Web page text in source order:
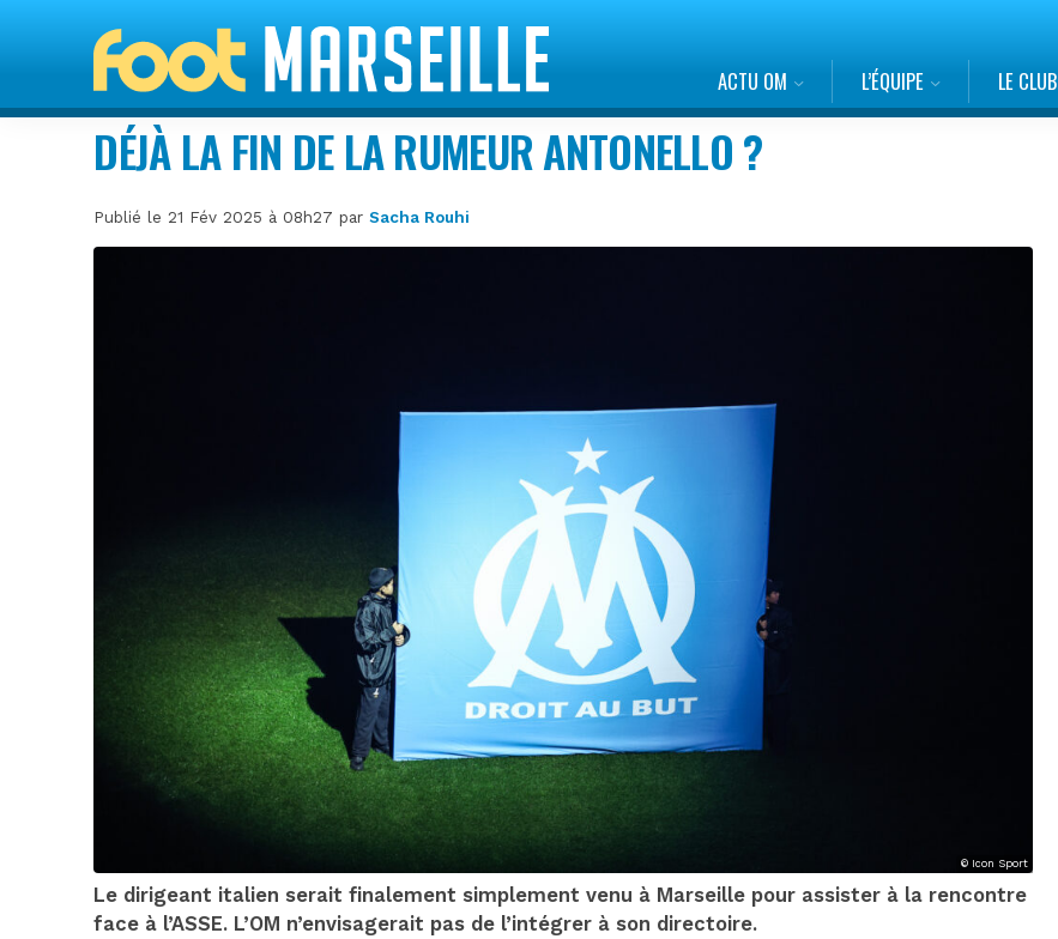
ACTU OM L’ÉQUIPE LE CLUB
DÉJÀ LA FIN DE LA RUMEUR ANTONELLO ?
Publié le 21 Fév 2025 à 08h27 parSacha Rouhi
© Icon Sport
Le dirigeant italien serait finalement simplement venu à Marseille pour assister à la rencontre
face à l’ASSE. L’OM n’envisagerait pas de l’intégrer à son directoire.